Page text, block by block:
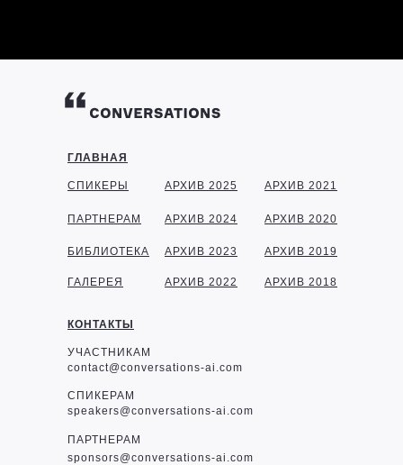
ГЛАВНАЯ
КОНТАКТЫ
СПИКЕРЫ
ПАРТНЕРАМ
БИБЛИОТЕКА
УЧАСТНИКАМ
contact@conversations-ai.com
СПИКЕРАМ
speakers@conversations-ai.com
ПАРТНЕРАМ
sponsors@conversations-ai.com
ГАЛЕРЕЯ
АРХИВ 2025
АРХИВ 2024
АРХИВ 2023
АРХИВ 2022
АРХИВ 2021
АРХИВ 2020
АРХИВ 2019
АРХИВ 2018